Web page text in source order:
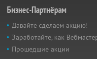
Бизнес-Партнёрам
Давайте сделаем акцию!
Заработайте, как
Прошедшие акции